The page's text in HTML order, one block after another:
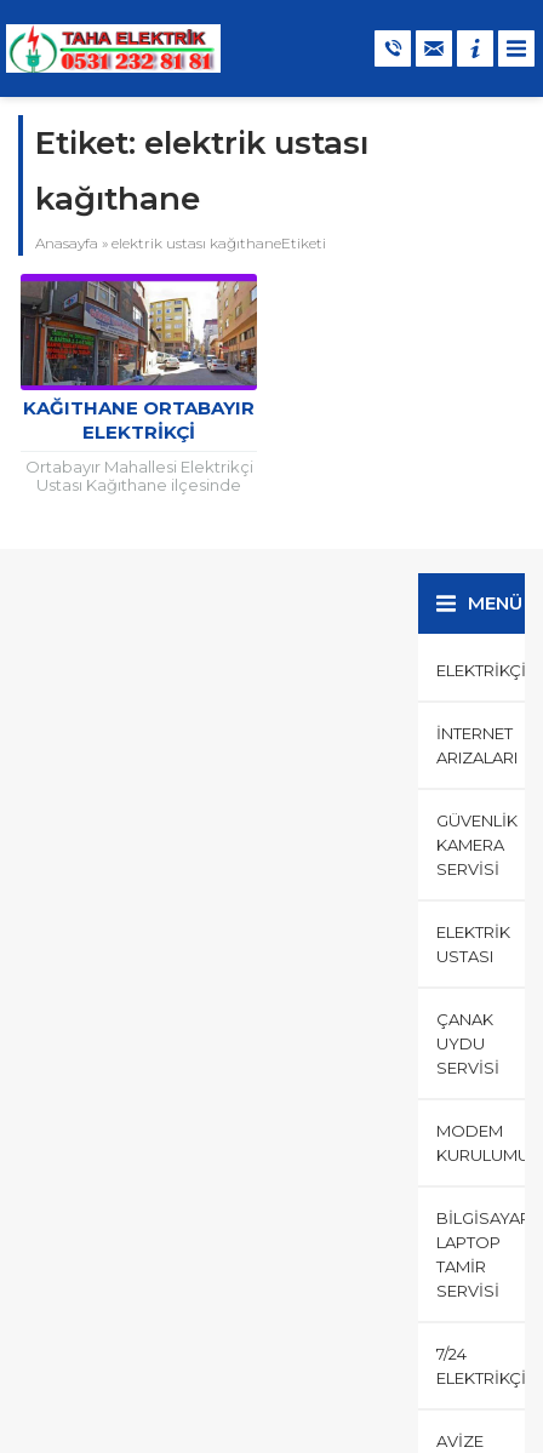
Etiket: elektrik ustası
kağıthane
Anasayfa » elektrik ustası kağıthaneEtiketi
KAĞITHANE ORTABAYIR
ELEKTRIKÇI
Ortabayır Mahallesi Elektrikçi
Ustası Kağıthane ilçesinde
MENÜ
ELEKTRIKÇI
İNTERNET
ARIZALARI
GÜVENLIK
KAMERA
SERVISI
ELEKTRIK
USTASI
ÇANAK
UYDU
SERVISI
MODEM
KURULUMU
BILGISAYAR
LAPTOP
TAMIR
SERVISI
7/24
ELEKTRIKÇI
AVIZE